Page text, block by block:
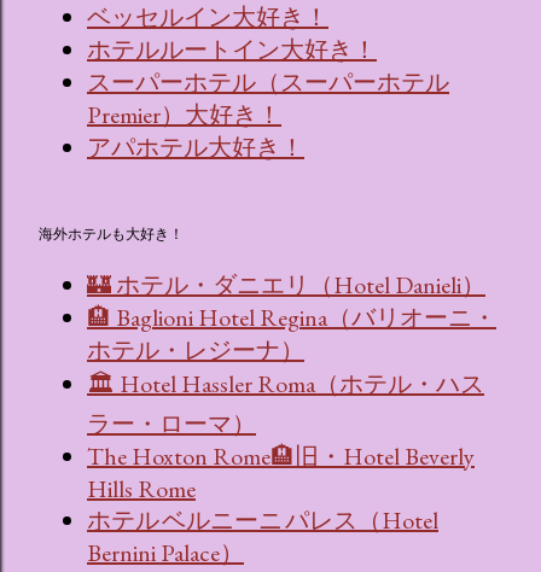
ベッセルイン大好き！
ホテルルートイン大好き！
スーパーホテル（スーパーホテル
Premier）大好き！
アパホテル大好き！
海外ホテルも大好き！
🏰 ホテル・ダニエリ（Hotel Danieli）
🏨 Baglioni Hotel Regina（バリオーニ・
ホテル・レジーナ）
🏛 Hotel Hassler Roma（ホテル・ハス
ラー・ローマ）
The Hoxton Rome🏨旧・Hotel Beverly
Hills Rome
ホテル ベルニーニ パレス（Hotel
Bernini Palace）